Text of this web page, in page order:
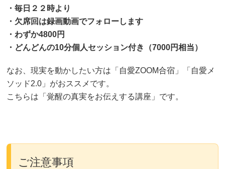
・毎日２２時より
・欠席回は録画動画でフォローします
・わずか4800円
・どんどんの10分個人セッション付き（7000円相当）
なお、現実を動かしたい方は「自愛ZOOM合宿」「自愛メ
ソッド2.0」がおススメです。
こちらは「覚醒の真実をお伝えする講座」です。
ご注意事項